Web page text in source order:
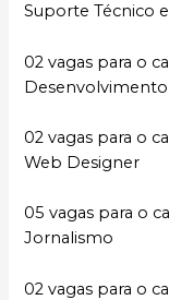
Suporte Técnico
02 vagas para o
02 vagas para o
Web Designer
05 vagas para o
Jornalismo
02 vagas para o